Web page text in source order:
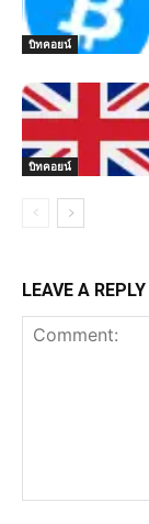
บิทคอยน์
บิทคอยน์
LEAVE A REPLY